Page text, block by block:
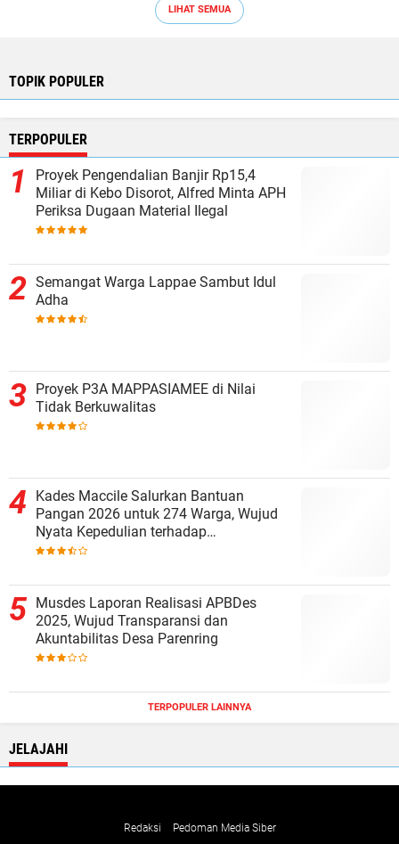
LIHAT SEMUA
TOPIK POPULER
TERPOPULER
Proyek Pengendalian Banjir Rp15,4
Miliar di Kebo Disorot, Alfred Minta APH
Periksa Dugaan Material Ilegal
Semangat Warga Lappae Sambut Idul
Adha
Proyek P3A MAPPASIAMEE di Nilai
Tidak Berkuwalitas
Kades Maccile Salurkan Bantuan
Pangan 2026 untuk 274 Warga, Wujud
Nyata Kepedulian terhadap
Kesejahteraan Masyarakat
Musdes Laporan Realisasi APBDes
2025, Wujud Transparansi dan
Akuntabilitas Desa Parenring
TERPOPULER LAINNYA
JELAJAHI
Redaksi
Pedoman Media Siber